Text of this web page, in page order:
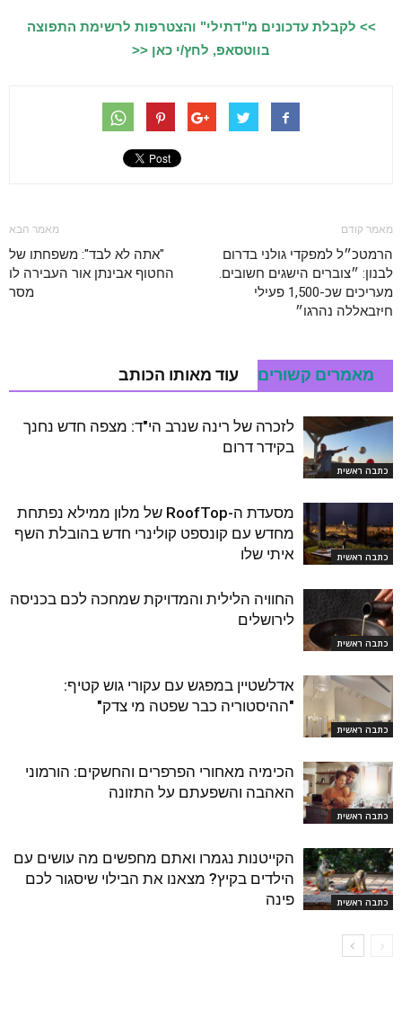
>> לקבלת עדכונים מ"דתילי" והצטרפות לרשימת התפוצה
בווטסאפ, לחץ/י כאן <<
מאמר קודם
הרמטכ״ל למפקדי גולני בדרום
לבנון: ״צוברים הישגים חשובים.
מעריכים שכ-1,500 פעילי
חיזבאללה נהרגו״
מאמר הבא
"אתה לא לבד": משפחתו של
החטוף אבינתן אור העבירה לו
מסר
מאמרים קשורים עוד מאותו הכותב
כתבה ראשית
לזכרה של רינה שנרב הי"ד: מצפה חדש נחנך
בקידר דרום
כתבה ראשית
מסעדת ה-RoofTop של מלון ממילא נפתחת
מחדש עם קונספט קולינרי חדש בהובלת השף
איתי שלו
כתבה ראשית
החוויה הלילית והמדויקת שמחכה לכם בכניסה
לירושלים
כתבה ראשית
אדלשטיין במפגש עם עקורי גוש קטיף:
"ההיסטוריה כבר שפטה מי צדק"
כתבה ראשית
הכימיה מאחורי הפרפרים והחשקים: הורמוני
האהבה והשפעתם על התזונה
כתבה ראשית
הקייטנות נגמרו ואתם מחפשים מה עושים עם
הילדים בקיץ? מצאנו את הבילוי שיסגור לכם
פינה